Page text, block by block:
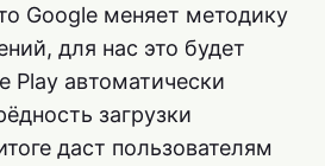
Google меняет методику
для нас это будет
Play автоматически
загрузки
даст пользователям